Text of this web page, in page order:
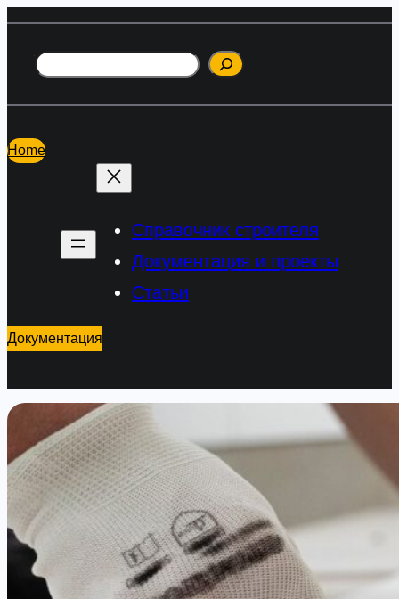
содержимому
Поиск
Home
Справочник строителя
Документация и проекты
Статьи
Документация